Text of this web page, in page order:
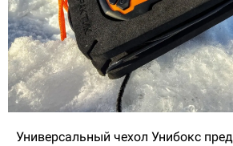
Универсальный чехол Унибокс